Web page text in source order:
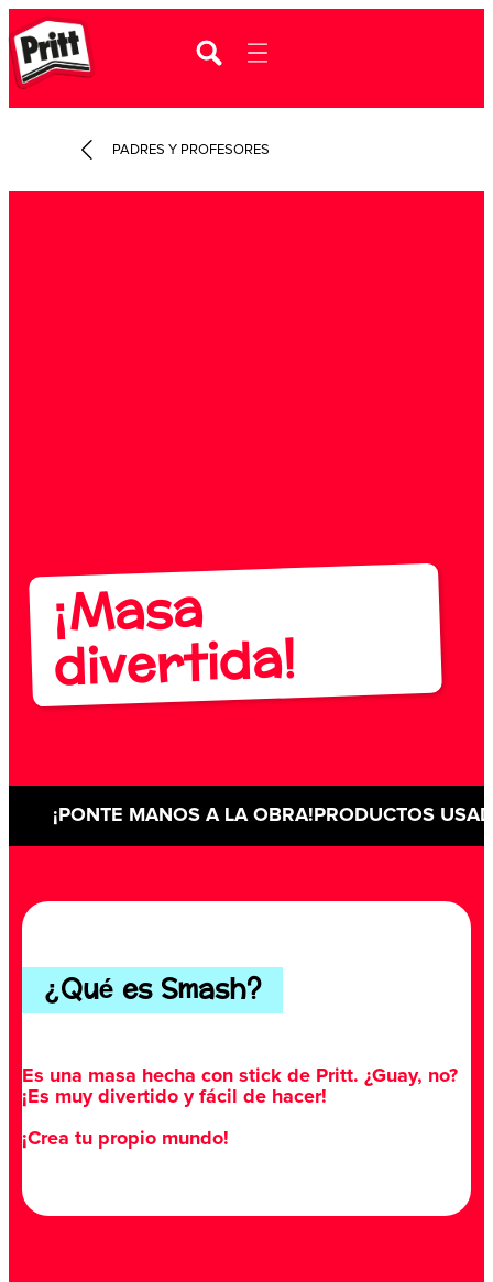
PADRES Y PROFESORES
¡Masa
divertida!
¡PONTE MANOS A LA OBRA! PRODUCTOS
¿Qué es Smash?
Es una masa hecha con stick de Pritt. ¿Guay, no?
¡Es muy divertido y fácil de hacer!
¡Crea tu propio mundo!